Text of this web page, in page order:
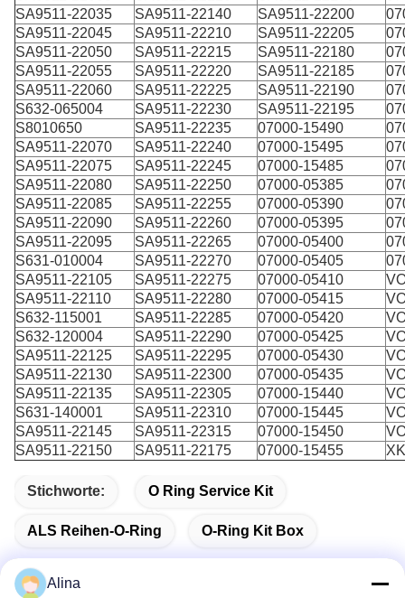
SA9511-22035
SA9511-22140 SA9511-22200
SA9511-22045
SA9511-22210 SA9511-22205
SA9511-22050
SA9511-22215 SA9511-22180
SA9511-22055
SA9511-22220 SA9511-22185
SA9511-22060
SA9511-22225 SA9511-22190
S632-065004
SA9511-22230 SA9511-22195
S8010650
SA9511-22235 07000-15490
SA9511-22070
SA9511-22240 07000-15495
SA9511-22075
SA9511-22245 07000-15485
SA9511-22080
SA9511-22250 07000-05385
SA9511-22085
SA9511-22255 07000-05390
SA9511-22090
SA9511-22260 07000-05395
SA9511-22095
SA9511-22265 07000-05400
S631-010004
SA9511-22270 07000-05405
SA9511-22105
SA9511-22275 07000-05410
SA9511-22110
SA9511-22280 07000-05415
S632-115001
SA9511-22285 07000-05420
S632-120004
SA9511-22290 07000-05425
SA9511-22125
SA9511-22295 07000-05430
SA9511-22130
SA9511-22300 07000-05435
SA9511-22135
SA9511-22305 07000-15440
S631-140001
SA9511-22310 07000-15445
SA9511-22145
SA9511-22315 07000-15450
SA9511-22150
SA9511-22175 07000-15455
Stichworte: O Ring Service Kit
ALS Reihen-O-Ring O-Ring Kit Box
Alina